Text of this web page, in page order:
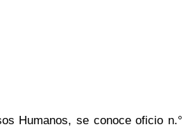
Humanos, se conoce oficio n.°